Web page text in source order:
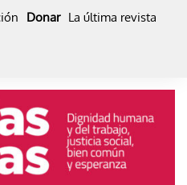
Donar La última revista